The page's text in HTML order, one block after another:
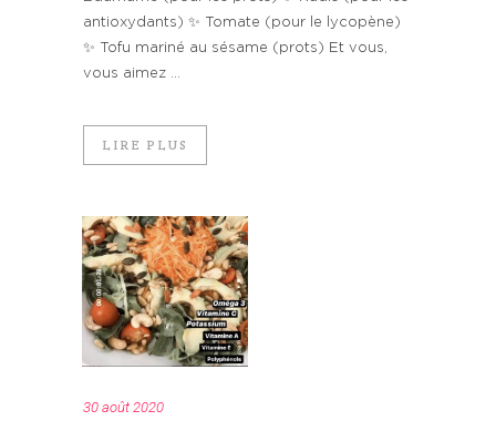
antioxydants) ✨ Tomate (pour le lycopène)
✨ Tofu mariné au sésame (prots) Et vous,
vous aimez ...
LIRE PLUS
30 août 2020